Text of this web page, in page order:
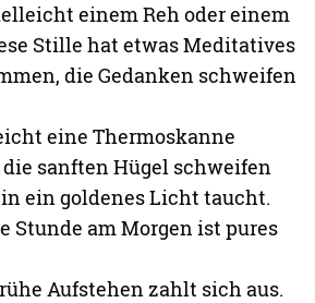
einem Reh oder einem
Stille hat etwas Meditatives
die Gedanken schweifen
eine Thermoskanne
sanften Hügel schweifen
ein goldenes Licht taucht.
Stunde am Morgen ist pures
Aufstehen zahlt sich aus.